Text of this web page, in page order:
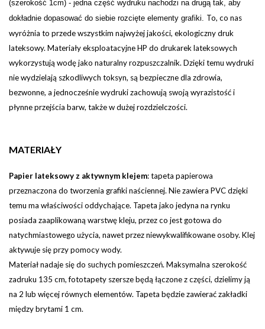
(szerokość 1cm) - jedna część wydruku nachodzi na drugą tak, aby
dokładnie dopasować do siebie rozcięte elementy grafiki. To, co nas
wyróżnia to przede wszystkim najwyżej jakości, ekologiczny druk
lateksowy. Materiały eksploatacyjne HP do drukarek lateksowych
wykorzystują wodę jako naturalny rozpuszczalnik. Dzięki temu wydruki
nie wydzielają szkodliwych toksyn, są bezpieczne dla zdrowia,
bezwonne, a jednocześnie wydruki zachowują swoją wyrazistość i
płynne przejścia barw, także w dużej rozdzielczości.
MATERIAŁY
Papier lateksowy z aktywnym klejem:tapeta papierowa
przeznaczona do tworzenia grafiki naściennej. Nie zawiera PVC dzięki
temu ma właściwości oddychające. Tapeta jako jedyna na rynku
posiada zaaplikowaną warstwę kleju, przez co jest gotowa do
natychmiastowego użycia, nawet przez niewykwalifikowane osoby. Klej
aktywuje się przy pomocy wody.
Materiał nadaje się do suchych pomieszczeń. Maksymalna szerokość
zadruku 135 cm, fototapety szersze będą łączone z części, dzielimy ją
na 2 lub więcej równych elementów. Tapeta będzie zawierać zakładki
między brytami 1 cm.